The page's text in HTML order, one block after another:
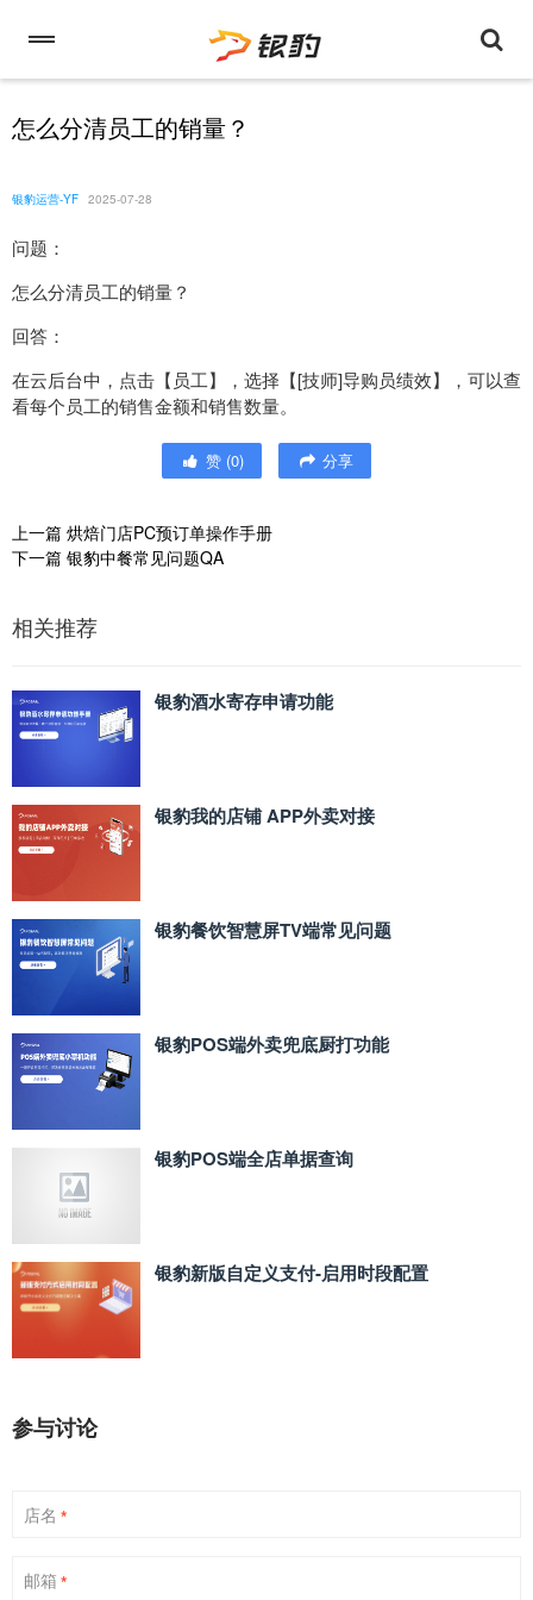
怎么分清员工的销量？
银豹运营-YF 2025-07-28
问题：
怎么分清员工的销量？
回答：
在云后台中，点击【员工】，选择【[技师]导购员绩效】，可以查
看每个员工的销售金额和销售数量。
赞 (0) 分享
上一篇 烘焙门店PC预订单操作手册
下一篇 银豹中餐常见问题QA
相关推荐
银豹酒水寄存申请功能
银豹我的店铺 APP外卖对接
银豹餐饮智慧屏TV端常见问题
银豹POS端外卖兜底厨打功能
银豹POS端全店单据查询
银豹新版自定义支付‑启用时段配置
参与讨论
店名 *
邮箱 *